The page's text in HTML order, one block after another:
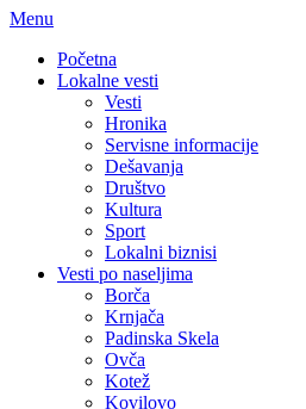
Menu
Početna
Lokalne vesti
Vesti
Hronika
Servisne informacije
Dešavanja
Društvo
Kultura
Sport
Lokalni biznisi
Vesti po naseljima
Borča
Krnjača
Padinska Skela
Ovča
Kotež
Kovilovo